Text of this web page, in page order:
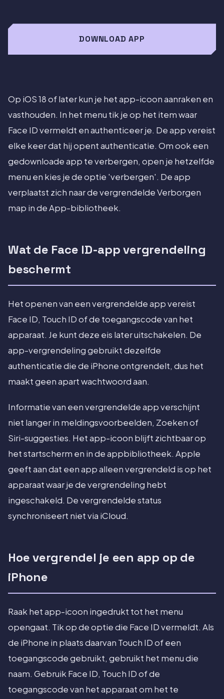
DOWNLOAD APP
Op iOS 18 of later kun je het app-icoon aanraken en
vasthouden. In het menu tik je op het item waar
Face ID vermeldt en authenticeer je. De app vereist
elke keer dat hij opent authenticatie. Om ook een
gedownloade app te verbergen, open je hetzelfde
menu en kies je de optie 'verbergen'. De app
verplaatst zich naar de vergrendelde Verborgen
map in de App-bibliotheek.
Wat de Face ID-app vergrendeling
beschermt
Het openen van een vergrendelde app vereist
Face ID, Touch ID of de toegangscode van het
apparaat. Je kunt deze eis later uitschakelen. De
app-vergrendeling gebruikt dezelfde
authenticatie die de iPhone ontgrendelt, dus het
maakt geen apart wachtwoord aan.
Informatie van een vergrendelde app verschijnt
niet langer in meldingsvoorbeelden, Zoeken of
Siri-suggesties. Het app-icoon blijft zichtbaar op
het startscherm en in de appbibliotheek. Apple
geeft aan dat een app alleen vergrendeld is op het
apparaat waar je de vergrendeling hebt
ingeschakeld. De vergrendelde status
synchroniseert niet via iCloud.
Hoe vergrendel je een app op de
iPhone
Raak het app-icoon ingedrukt tot het menu
opengaat. Tik op de optie die Face ID vermeldt. Als
de iPhone in plaats daarvan Touch ID of een
toegangscode gebruikt, gebruikt het menu die
naam. Gebruik Face ID, Touch ID of de
toegangscode van het apparaat om het te